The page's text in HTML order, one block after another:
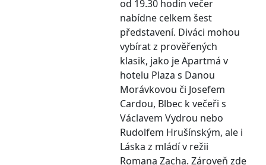
od 19.30 hodin večer
nabídne celkem šest
představení. Diváci mohou
vybírat z prověřených
klasik, jako je Apartmá v
hotelu Plaza s Danou
Morávkovou či Josefem
Cardou, Blbec k večeři s
Václavem Vydrou nebo
Rudolfem Hrušínským, ale i
Láska z mládí v režii
Romana Zacha. Zároveň zde